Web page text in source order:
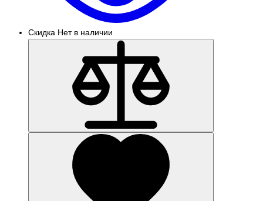
Скидка Нет в наличии